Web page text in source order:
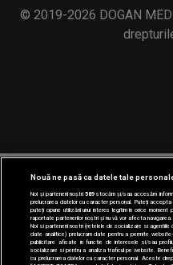
© 2019-2026 DOGAN
Nouă ne pasă ca datele tale
Noi și partenerii noștri589stocăm și/sau accesăm
prelucrarea datelor cu caracter personal. Puteți
puteți opune utilizării unui interes legitim în orice
raportate partenerilor noștri și nu vă vor afecta navigarea.
Noi si partenerii nostri (retelele de socializare si
date analitice) prelucram date pentru a permite
publicitare afisate in functie de interesele si/sau
socializare si pentru a analiza traficul pe website.
cu prelucrarea datelor cu caracter personal. Aceste